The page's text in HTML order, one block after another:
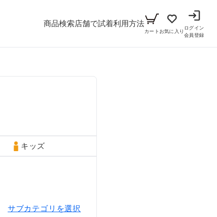
商品検索
ブラックフォーマル
リクルート
小物セット（パーティー用）
小物セット（ブラックフォーマル用）
店舗で試着利用方法
カート お気に入り
ログイン
会員登録
キッズ
サブカテゴリを選択